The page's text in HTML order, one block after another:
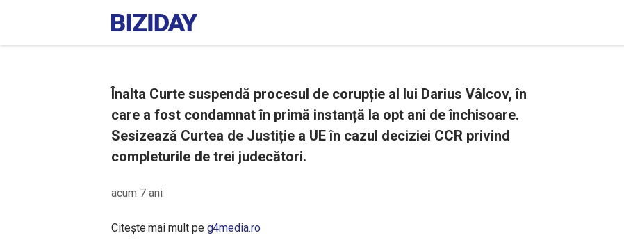
Înalta Curte suspendă procesul de corupție al lui Darius Vâlcov, în
care a fost condamnat în primă instanță la opt ani de închisoare.
Sesizează Curtea de Justiție a UE în cazul deciziei CCR privind
completurile de trei judecători.
acum 7 ani
Citește mai mult pe g4media.ro